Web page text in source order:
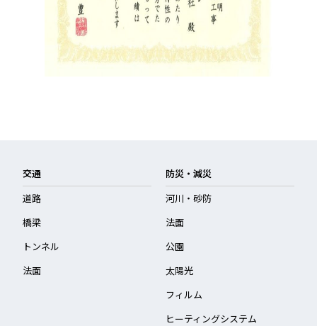
交通
道路
橋梁
トンネル
法面
防災・減災
河川・砂防
法面
公園
太陽光
フィルム
ヒーティングシステム